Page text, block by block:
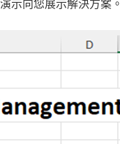
示向您展示解決方案。